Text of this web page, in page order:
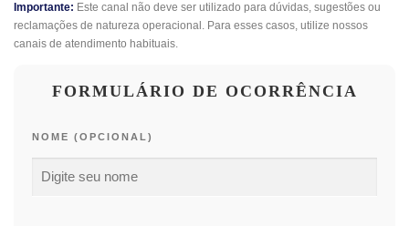
Importante: Este canal não deve ser utilizado para dúvidas, sugestões ou
reclamações de natureza operacional. Para esses casos, utilize nossos
canais de atendimento habituais.
FORMULÁRIO DE OCORRÊNCIA
NOME (OPCIONAL)